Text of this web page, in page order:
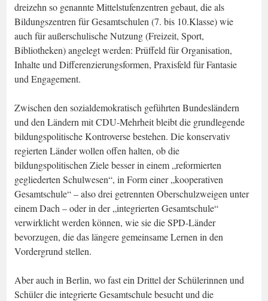
dreizehn so genannte Mittelstufenzentren gebaut, die als
Bildungszentren für Gesamtschulen (7. bis 10.Klasse) wie
auch für außerschulische Nutzung (Freizeit, Sport,
Bibliotheken) angelegt werden: Prüffeld für Organisation,
Inhalte und Differenzierungsformen, Praxisfeld für Fantasie
und Engagement.
Zwischen den sozialdemokratisch geführten Bundesländern
und den Ländern mit CDU-Mehrheit bleibt die grundlegende
bildungspolitische Kontroverse bestehen. Die konservativ
regierten Länder wollen offen halten, ob die
bildungspolitischen Ziele besser in einem „reformierten
gegliederten Schulwesen“, in Form einer „kooperativen
Gesamtschule“ – also drei getrennten Oberschulzweigen unter
einem Dach – oder in der „integrierten Gesamtschule“
verwirklicht werden können, wie sie die SPD-Länder
bevorzugen, die das längere gemeinsame Lernen in den
Vordergrund stellen.
Aber auch in Berlin, wo fast ein Drittel der Schülerinnen und
Schüler die integrierte Gesamtschule besucht und die